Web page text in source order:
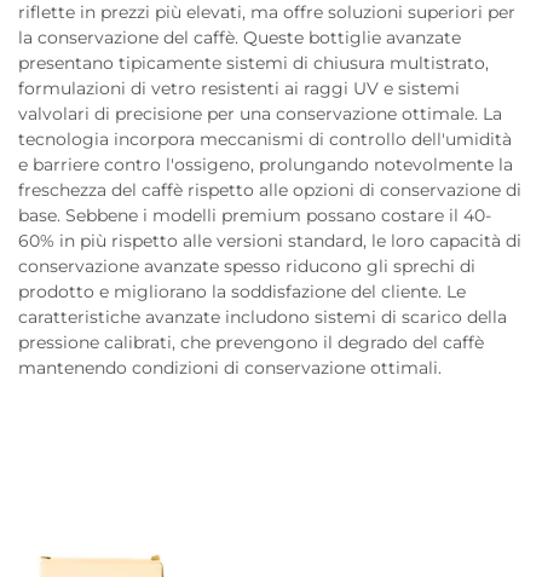
riflette in prezzi più elevati, ma offre soluzioni superiori per
la conservazione del caffè. Queste bottiglie avanzate
presentano tipicamente sistemi di chiusura multistrato,
formulazioni di vetro resistenti ai raggi UV e sistemi
valvolari di precisione per una conservazione ottimale. La
tecnologia incorpora meccanismi di controllo dell'umidità
e barriere contro l'ossigeno, prolungando notevolmente la
freschezza del caffè rispetto alle opzioni di conservazione di
base. Sebbene i modelli premium possano costare il 40-
60% in più rispetto alle versioni standard, le loro capacità di
conservazione avanzate spesso riducono gli sprechi di
prodotto e migliorano la soddisfazione del cliente. Le
caratteristiche avanzate includono sistemi di scarico della
pressione calibrati, che prevengono il degrado del caffè
mantenendo condizioni di conservazione ottimali.